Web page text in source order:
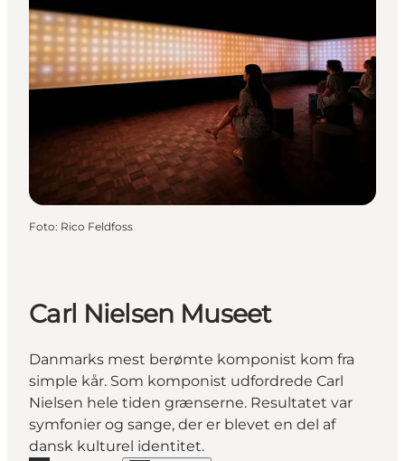
Foto: Rico Feldfoss
Carl Nielsen Museet
Danmarks mest berømte komponist kom fra
simple kår. Som komponist udfordrede Carl
Nielsen hele tiden grænserne. Resultatet var
symfonier og sange, der er blevet en del af
dansk kulturel identitet.